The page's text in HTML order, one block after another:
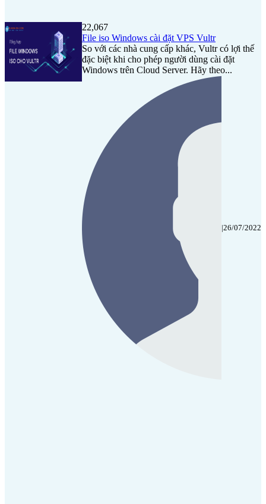
22,067
File iso Windows cài đặt VPS Vultr
So với các nhà cung cấp khác, Vultr có lợi thế
đặc biệt khi cho phép người dùng cài đặt
Windows trên Cloud Server. Hãy theo...
|26/07/2022